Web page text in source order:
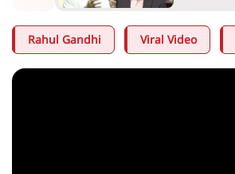
Rahul Gandhi Viral Video